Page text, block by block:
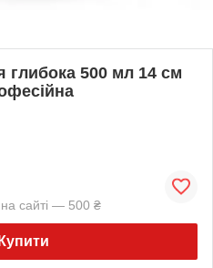
глибока 500 мл 14 см
сайті — 500 ₴
Купити